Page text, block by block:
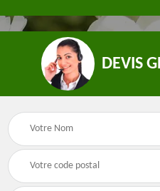
demoussage de
toiture 31
DEVIS